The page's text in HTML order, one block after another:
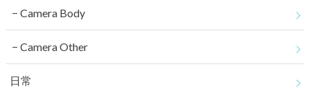
Camera Body
Camera Other
日常